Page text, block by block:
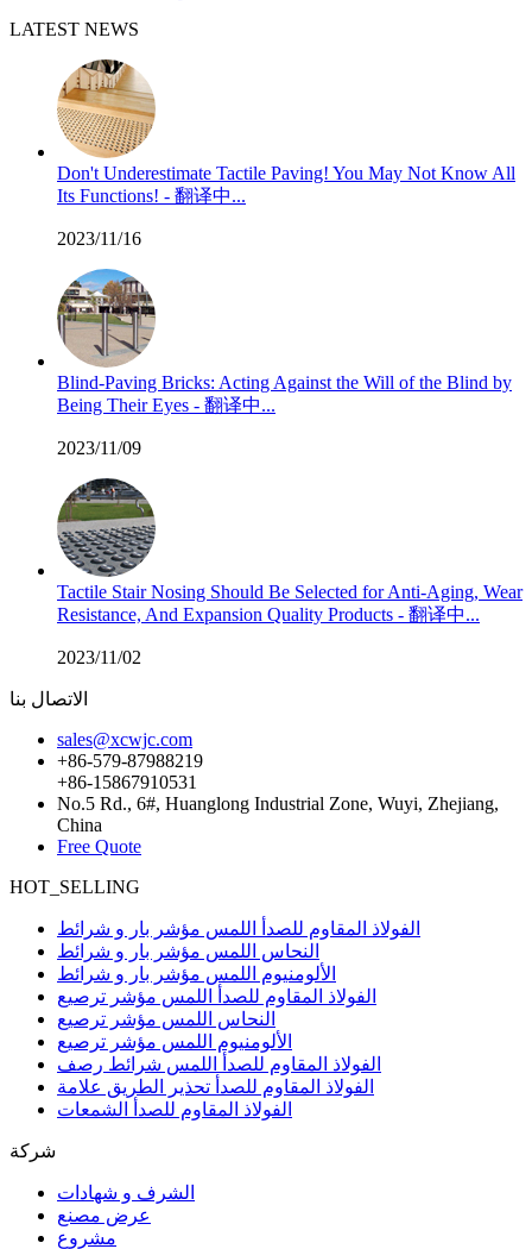
LATEST NEWS
Don't Underestimate Tactile Paving! You May Not Know All
Its Functions! - 翻译中...
2023/11/16
Blind-Paving Bricks: Acting Against the Will of the Blind by
Being Their Eyes - 翻译中...
2023/11/09
Tactile Stair Nosing Should Be Selected for Anti-Aging, Wear
Resistance, And Expansion Quality Products - 翻译中...
2023/11/02
الاتصال بنا
sales@xcwjc.com
+86-579-87988219
+86-15867910531
No.5 Rd., 6#, Huanglong Industrial Zone, Wuyi, Zhejiang,
China
Free Quote
HOT_SELLING
الفولاذ المقاوم للصدأ اللمس مؤشر بار و شرائط
النحاس اللمس مؤشر بار و شرائط
الألومنيوم اللمس مؤشر بار و شرائط
الفولاذ المقاوم للصدأ اللمس مؤشر ترصيع
النحاس اللمس مؤشر ترصيع
الألومنيوم اللمس مؤشر ترصيع
الفولاذ المقاوم للصدأ اللمس شرائط رصف
الفولاذ المقاوم للصدأ تحذير الطريق علامة
الفولاذ المقاوم للصدأ الشمعات
شركة
الشرف و شهادات
عرض مصنع
مشروع